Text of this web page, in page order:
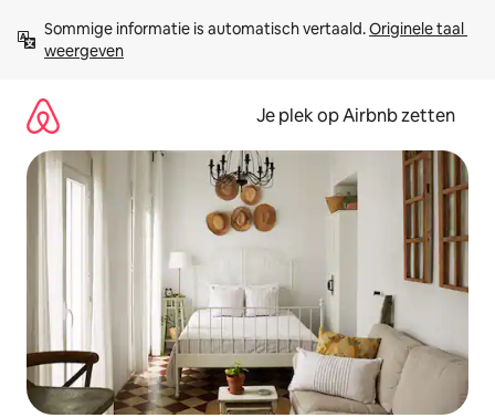
direct
naar
Sommige informatie is automatisch vertaald. Originele taal
weergeven
Je plek op Airbnb zetten